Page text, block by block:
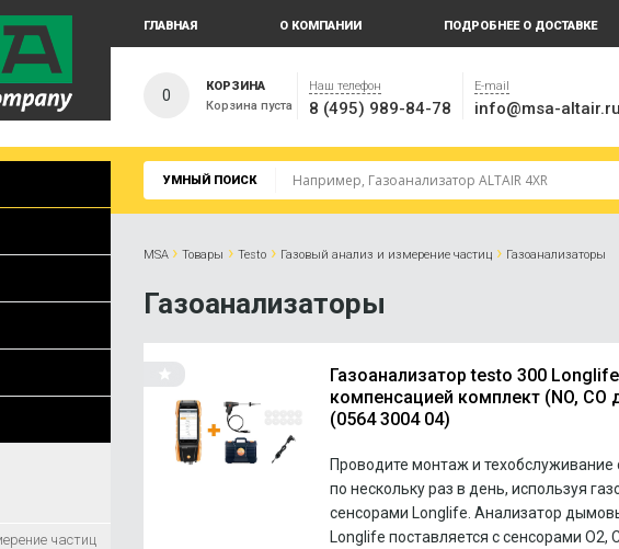
ГЛАВНАЯ О КОМПАНИИ ПОДРОБНЕЕ О ДОСТАВКЕ
0
КОРЗИНА
Корзина пуста
Наш телефон
8 (495) 989-84-78
E-mail
info@msa-altair.ru
УМНЫЙ ПОИСК
MSA › Товары › Testo › Газовый анализ и измерение частиц › Газоанализаторы
Газоанализаторы
Газоанализатор testo 300
компенсацией комплект (NO, CO
(0564 3004 04)
Проводите монтаж и техобслуживание
по нескольку раз в день, используя
сенсорами Longlife. Анализатор
Longlife поставляется с сенсорами O2,
частиц